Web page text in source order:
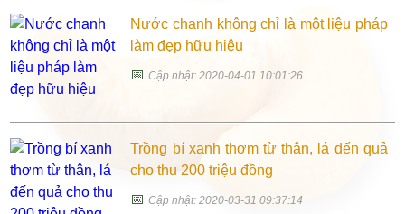
Nước chanh không chỉ là một liệu pháp
làm đẹp hữu hiệu
📅Cập nhật: 2020-04-01 10:01:26
Trồng bí xanh thơm từ thân, lá đến quả
cho thu 200 triệu đồng
📅Cập nhật: 2020-03-31 09:37:14